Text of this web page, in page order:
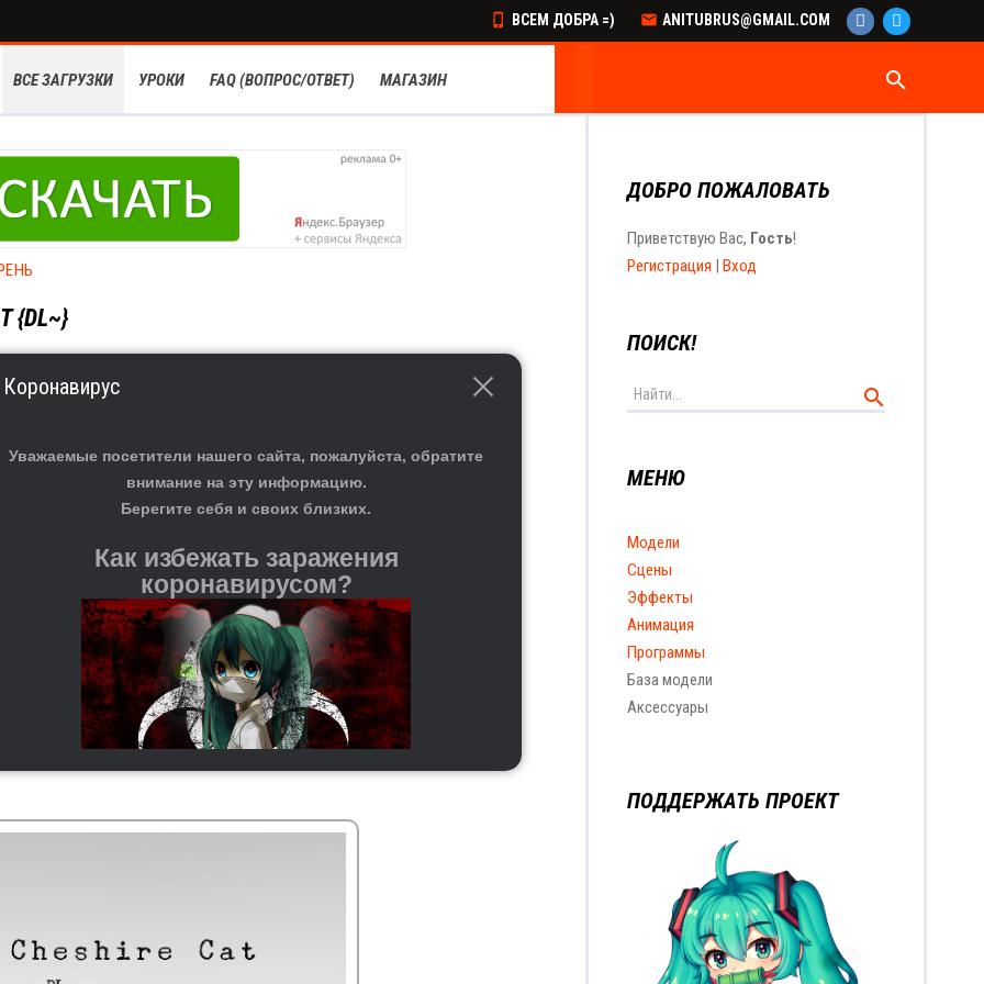
Коронавирус
Уважаемые посетители нашего сайта, пожалуйста, обратите
внимание на эту информацию.
Берегите себя и своих близких.
Как избежать заражения
коронавирусом?
выкидывать салфетку и мыть руки.
Старайтесь не трогать руками глаза, нос и рот — это
ВСЕМ ДОБРА =) ANITUBRUS@GMAIL.COM
ВСЕ ЗАГРУЗКИ УРОКИ FAQ (ВОПРОС/ОТВЕТ) МАГАЗИН search
{DL~}
ДОБРО ПОЖАЛОВАТЬ
Приветствую Вас, Гость!
Регистрация | Вход
ПОИСК!
МЕНЮ
Модели
Сцены
Эффекты
Анимация
Программы
База модели
Аксессуары
ПОДДЕРЖАТЬ ПРОЕКТ